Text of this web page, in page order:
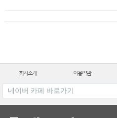
회사소개 이용약관